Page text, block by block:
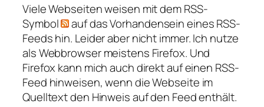
Viele Webseiten weisen mit dem RSS-
Symbol
auf das Vorhandensein eines RSS-
Feeds hin. Leider aber nicht immer. Ich nutze
als Webbrowser meistens Firefox. Und
Firefox kann mich auch direkt auf einen RSS-
Feed hinweisen, wenn die Webseite im
Quelltext den Hinweis auf den Feed enthält.